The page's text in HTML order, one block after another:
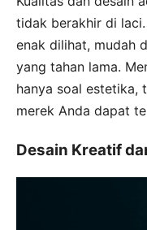
tidak berakhir di
enak dilihat, mudah
yang tahan lama.
hanya soal estetika,
merek Anda dapat
Desain Kreatif